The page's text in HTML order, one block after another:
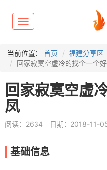
Toggle
navigation
当前位置： 首页 福建分享区
回家寂寞空虚冷的找个一个
回家寂寞空虚
凤
阅读：2634 日期：2018-11-
基础信息